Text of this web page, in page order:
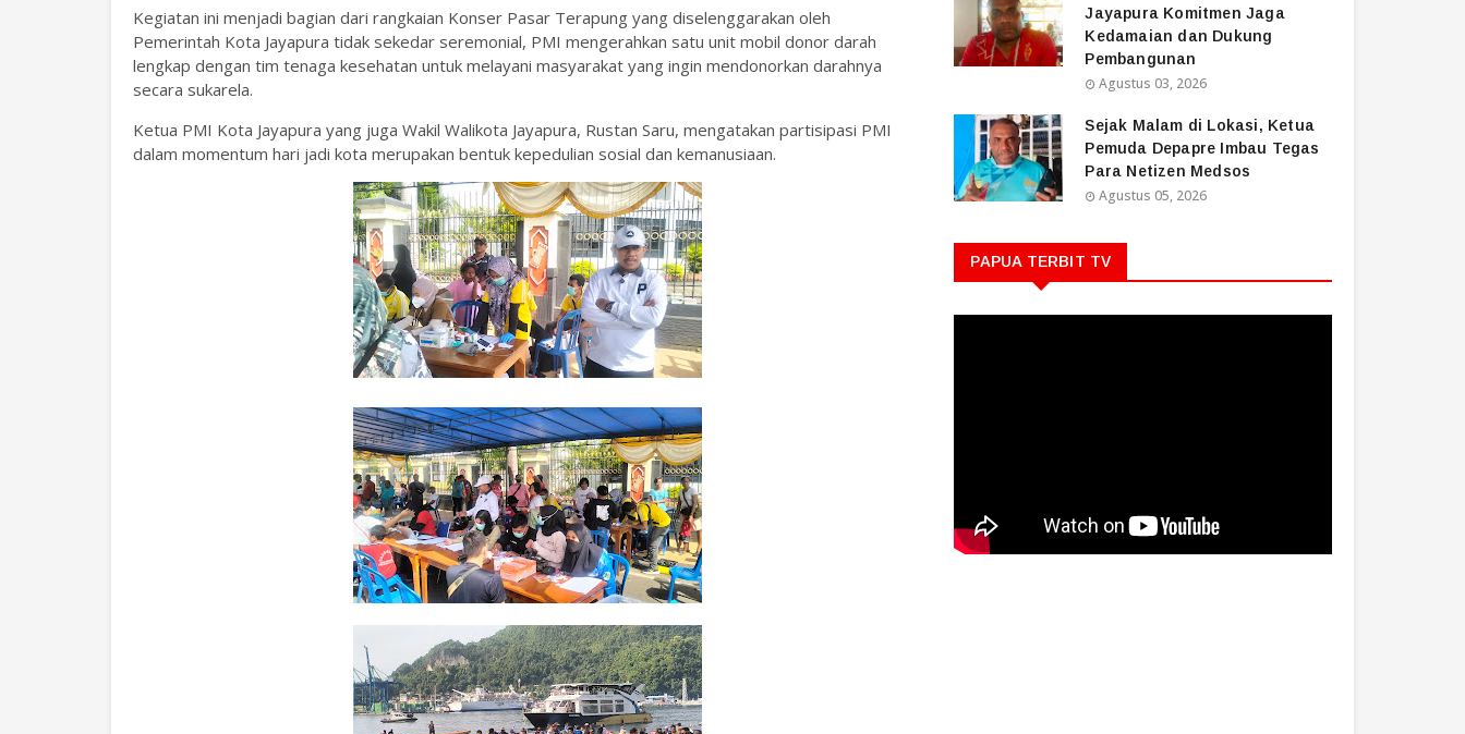
Kegiatan ini menjadi bagian dari rangkaian Konser Pasar Terapung yang diselenggarakan oleh
Pemerintah Kota Jayapura tidak sekedar seremonial, PMI mengerahkan satu unit mobil donor darah
lengkap dengan tim tenaga kesehatan untuk melayani masyarakat yang ingin mendonorkan darahnya
secara sukarela.
Ketua PMI Kota Jayapura yang juga Wakil Walikota Jayapura, Rustan Saru, mengatakan partisipasi PMI
dalam momentum hari jadi kota merupakan bentuk kepedulian sosial dan kemanusiaan.
Jayapura Komitmen Jaga
Kedamaian dan Dukung
Pembangunan
Agustus 03, 2026
Sejak Malam di Lokasi, Ketua
Pemuda Depapre Imbau Tegas
Para Netizen Medsos
Agustus 05, 2026
PAPUA TERBIT TV